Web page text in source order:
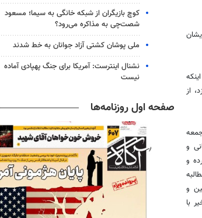
از
و
و
و
با
کوچ بازیگران از شبکه خانگی به سیما؛ مسعود
شصت‌چی به مذاکره می‌رود؟
ملی پوشان کشتی آزاد جوانان به خط شدند
نشنال اینترست: آمریکا برای جنگ پهپادی آماده
نیست
صفحه اول روزنامه‌ها